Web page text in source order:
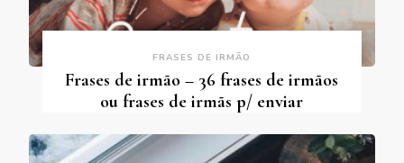
FRASES DE IRMÃO
Frases de irmão – 36 frases de irmãos
ou frases de irmãs p/ enviar